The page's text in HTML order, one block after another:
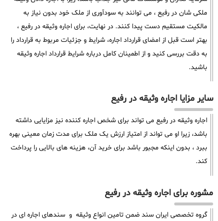
ملکی شان در رفیع ، می توانند به سودآوری از ملک خود بدون نیاز به
مالکیت مستقیم دست پیدا کنند. در نهایت، برای اجاره وثیقه در رفیع ،
بهتر است قبل از امضای قرارداد اجاره، شرایط و جزئیات مربوط به قرارداد را
به دقت بررسی کنید و از اطمینان کامل درباره شرایط قرارداد اجاره وثیقه
باشید.
سایر مزایا اجاره وثیقه در رفیع
اجاره وثیقه در رفیع می تواند برای شخص اجاره کننده نیز مزایایی داشته
باشد، زیرا او می تواند از امتیاز ارزش یک ملک برای مدت زمان معینی بهره
ببرد ، بدون اینکه مجبور باشد برای خرید آن، هزینه های بالایی را پرداخت
کند.
مشوره برای اجاره وثیقه در رفیع
گروه تخصصی ایران سند ضمن تامین انواع وثیقه و سندهای اجاره ای در